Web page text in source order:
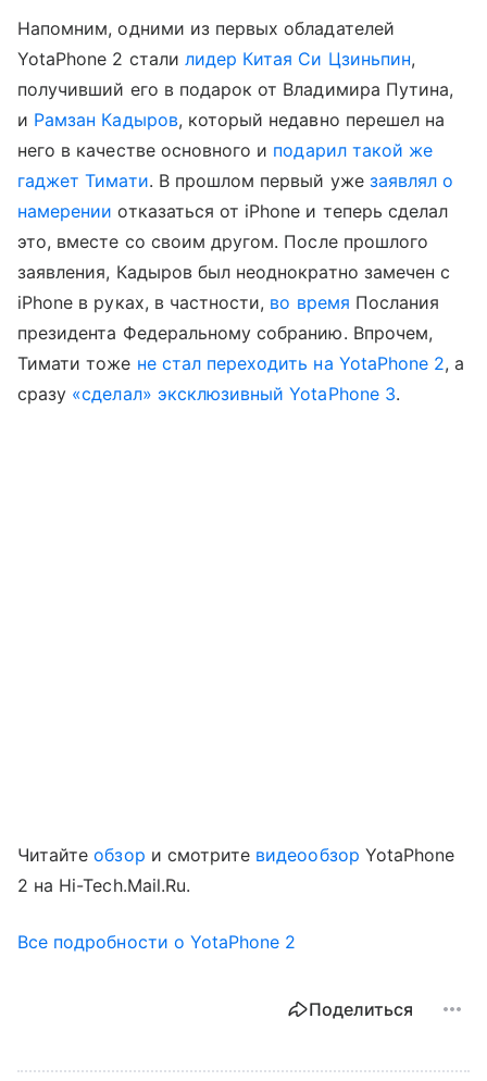
Напомним, одними из первых обладателей
YotaPhone 2 стали лидер Китая Си Цзиньпин,
получивший его в подарок от Владимира Путина,
и Рамзан Кадыров, который недавно перешел на
него в качестве основного и подарил такой же
гаджет Тимати. В прошлом первый уже заявлял о
намерении отказаться от iPhone и теперь сделал
это, вместе со своим другом. После прошлого
заявления, Кадыров был неоднократно замечен с
iPhone в руках, в частности, во время Послания
президента Федеральному собранию. Впрочем,
Тимати тоже не стал переходить на YotaPhone 2, а
сразу «сделал» эксклюзивный YotaPhone 3.
Читайтеобзор и смотрите видеообзор YotaPhone
2 на Hi-Tech.Mail.Ru.
Все подробности о YotaPhone 2
Поделиться